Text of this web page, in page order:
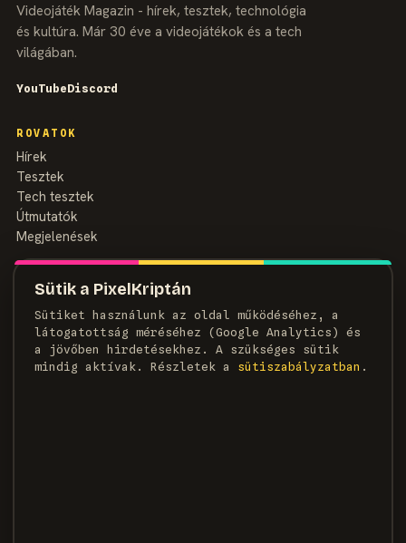
Sütik a PixelKriptán
Sütiket használunk az oldal működéséhez, a
látogatottság méréséhez (Google Analytics) és
a jövőben hirdetésekhez. A szükséges sütik
mindig aktívak. Részletek a
süti­szabályzatban .
Videojáték Magazin - hírek, tesztek, technológia
és kultúra. Már 30 éve a videojátékok és a tech
világában.
YouTubeDiscord
ROVATOK
Hírek
Tesztek
Tech tesztek
Útmutatók
Megjelenések
MAGAZIN
Rólunk
Szerzők
Médiaajánlat
Kapcsolat